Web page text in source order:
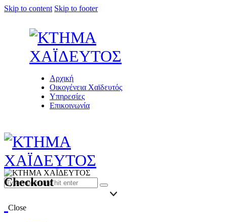
Skip to content Skip to footer
Αρχική
Οικογένεια Χαϊδευτός
Υπηρεσίες
Επικοινωνία
Checkout
Close